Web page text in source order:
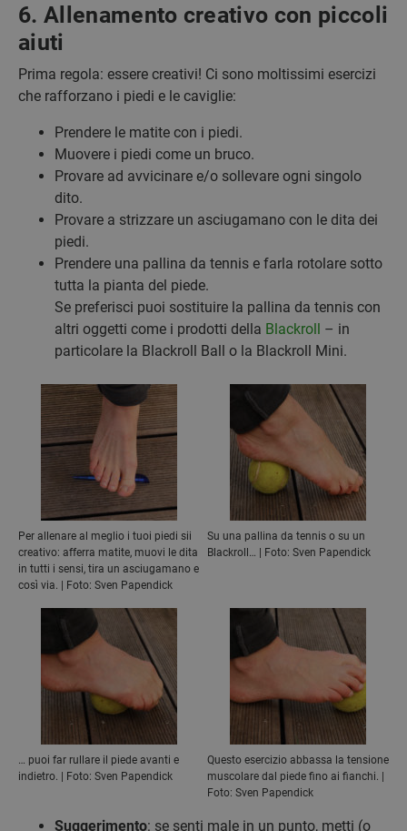
6. Allenamento creativo con piccoli
aiuti
Prima regola: essere creativi! Ci sono moltissimi esercizi
che rafforzano i piedi e le caviglie:
Prendere le matite con i piedi.
Muovere i piedi come un bruco.
Provare ad avvicinare e/o sollevare ogni singolo
dito.
Provare a strizzare un asciugamano con le dita dei
piedi.
Prendere una pallina da tennis e farla rotolare sotto
tutta la pianta del piede.
Se preferisci puoi sostituire la pallina da tennis con
altri oggetti come i prodotti della Blackroll – in
particolare la Blackroll Ball o la Blackroll Mini.
Per allenare al meglio i tuoi piedi sii
creativo: afferra matite, muovi le dita
in tutti i sensi, tira un asciugamano e
così via. | Foto: Sven Papendick
Su una pallina da tennis o su un
Blackroll… | Foto: Sven Papendick
… puoi far rullare il piede avanti e
indietro. | Foto: Sven Papendick
Questo esercizio abbassa la tensione
muscolare dal piede fino ai fianchi. |
Foto: Sven Papendick
Suggerimento: se senti male in un punto, metti (o